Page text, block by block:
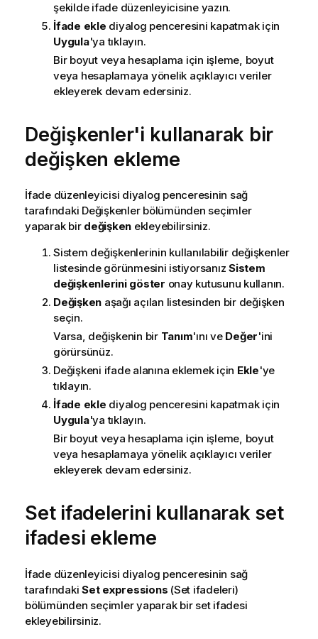
şekilde ifade düzenleyicisine yazın.
İfade ekle diyalog penceresini kapatmak için
Uygula'ya tıklayın.
Bir boyut veya hesaplama için işleme, boyut
veya hesaplamaya yönelik açıklayıcı veriler
ekleyerek devam edersiniz.
Değişkenler'i kullanarak bir
değişken ekleme
İfade düzenleyicisi diyalog penceresinin sağ
tarafındaki Değişkenler bölümünden seçimler
yaparak bir değişken ekleyebilirsiniz.
Sistem değişkenlerinin kullanılabilir değişkenler
listesinde görünmesini istiyorsanız Sistem
değişkenlerini göster onay kutusunu kullanın.
Değişken aşağı açılan listesinden bir değişken
seçin.
Varsa, değişkenin bir Tanım'ını ve Değer'ini
görürsünüz.
Değişkeni ifade alanına eklemek için Ekle'ye
tıklayın.
İfade ekle diyalog penceresini kapatmak için
Uygula'ya tıklayın.
Bir boyut veya hesaplama için işleme, boyut
veya hesaplamaya yönelik açıklayıcı veriler
ekleyerek devam edersiniz.
Set ifadelerini kullanarak set
ifadesi ekleme
İfade düzenleyicisi diyalog penceresinin sağ
tarafındaki Set expressions (Set ifadeleri)
bölümünden seçimler yaparak bir set ifadesi
ekleyebilirsiniz.